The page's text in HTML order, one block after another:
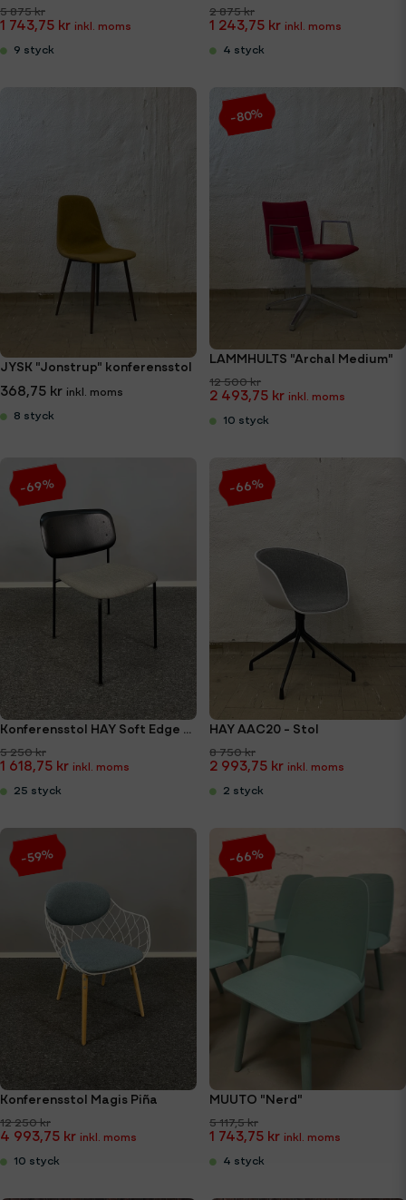
5 875 kr
1 743,75 kr
9 styck
2 875 kr
1 243,75 kr
4 styck
JYSK "Jonstrup" konferensstol
368,75 kr
8 styck
LAMMHULTS "Archal Medium"
12 500 kr
2 493,75 kr
10 styck
-80%
Konferensstol HAY Soft Edge 40
5 250 kr
1 618,75 kr
25 styck
-69%
HAY AAC20 - Stol
8 750 kr
2 993,75 kr
2 styck
-66%
Konferensstol Magis Piña
12 250 kr
4 993,75 kr
10 styck
-59%
MUUTO "Nerd"
5 117,5 kr
1 743,75 kr
4 styck
-66%